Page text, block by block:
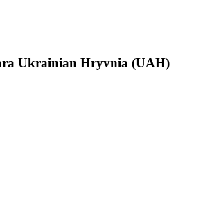
Ukrainian Hryvnia (UAH)